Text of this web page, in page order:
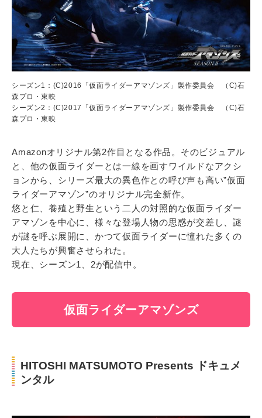
シーズン1：(C)2016「仮面ライダーアマゾンズ」製作委員会 （C)石
森プロ・東映
シーズン2：(C)2017「仮面ライダーアマゾンズ」製作委員会 （C)石
森プロ・東映
Amazonオリジナル第2作目となる作品。そのビジュアル
と、他の仮面ライダーとは一線を画すワイルドなアクシ
ョンから、シリーズ最大の異色作との呼び声も高い”仮面
ライダーアマゾン”のオリジナル完全新作。
悠と仁、養殖と野生という二人の対照的な仮面ライダー
アマゾンを中心に、様々な登場人物の思惑が交差し、謎
が謎を呼ぶ展開に、かつて仮面ライダーに憧れた多くの
大人たちが興奮させられた。
現在、シーズン1、2が配信中。
仮面ライダーアマゾンズ
HITOSHI MATSUMOTO Presents ドキュメ
ンタル